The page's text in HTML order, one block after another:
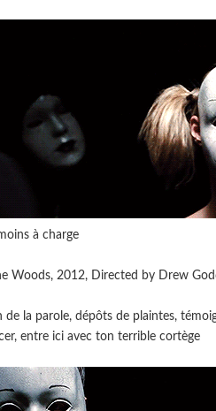
à charge
Woods, 2012, Directed by Drew
la parole, dépôts de plaintes,
entre ici avec ton terrible cortège